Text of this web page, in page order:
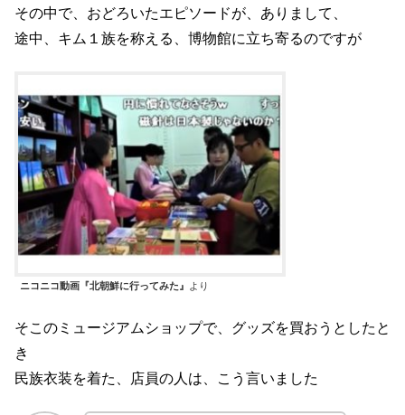
その中で、おどろいたエピソードが、ありまして、
途中、キム１族を称える、博物館に立ち寄るのですが
ニコニコ動画『北朝鮮に行ってみた』 より
そこのミュージアムショップで、グッズを買おうとしたと
き
民族衣装を着た、店員の人は、こう言いました